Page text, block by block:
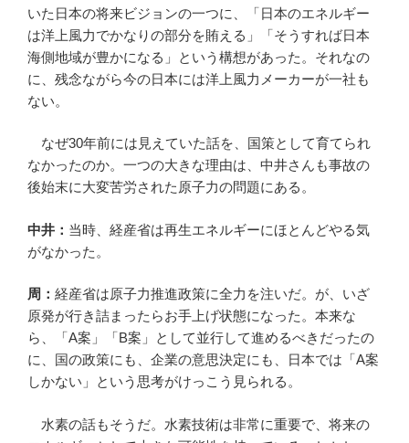
いた日本の将来ビジョンの一つに、「日本のエネルギー
は洋上風力でかなりの部分を賄える」「そうすれば日本
海側地域が豊かになる」という構想があった。それなの
に、残念ながら今の日本には洋上風力メーカーが一社も
ない。
なぜ30年前には見えていた話を、国策として育てられ
なかったのか。一つの大きな理由は、中井さんも事故の
後始末に大変苦労された原子力の問題にある。
中井： 当時、経産省は再生エネルギーにほとんどやる気
がなかった。
周： 経産省は原子力推進政策に全力を注いだ。が、いざ
原発が行き詰まったらお手上げ状態になった。本来な
ら、「A案」「B案」として並行して進めるべきだったの
に、国の政策にも、企業の意思決定にも、日本では「A案
しかない」という思考がけっこう見られる。
水素の話もそうだ。水素技術は非常に重要で、将来の